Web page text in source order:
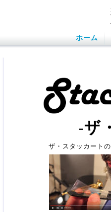
ホーム
-ザ
ザ・スタッカート